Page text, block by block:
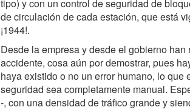
tipo) y con un control de seguridad de
de circulación de cada estación, que está
¡1944!.
Desde la empresa y desde el gobierno
accidente, cosa aún por demostrar, pues
haya existido o no un error humano, lo
seguridad sea completamente manual.
-, con una densidad de tráfico grande y